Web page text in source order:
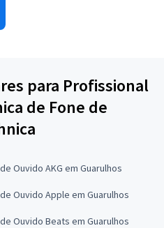
para Profissional
de Fone de
Ouvido AKG em Guarulhos
Ouvido Apple em Guarulhos
Ouvido Beats em Guarulhos